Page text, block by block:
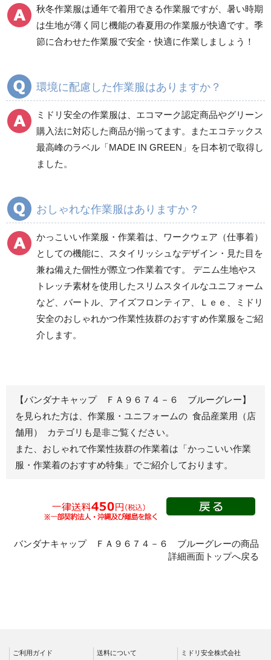
食品産業用長袖
食品産業用半袖
ワークパンツ
春夏ワークパンツ作業
ズボン
秋冬ワークパンツ作業
ズボン
ツ
クリーンウェアワーク
パンツ
カーゴパンツ
春夏カーゴパンツ作業
ズボン
ズボン
レディース作業着
ブルゾン
春夏半袖
ジャンパー
秋冬長袖
春夏半袖
スモック
秋冬長袖
クリーンウェ
ワークパンツ
シャツ
秋冬作業服は通年で着用できる作業服ですが、暑い時期
は生地が薄く同じ機能の春夏用の作業服が快適です。季
節に合わせた作業服で安全・快適に作業しましょう！
環境に配慮した作業服はありますか？
ミドリ安全の作業服は、エコマーク認定商品やグリーン
購入法に対応した商品が揃ってます。またエコテックス
最高峰のラベル「MADE IN GREEN」を日本初で取得し
ました。
おしゃれな作業服はありますか？
かっこいい作業服・作業着は、ワークウェア（仕事着）
としての機能に、スタイリッシュなデザイン・見た目を
兼ね備えた個性が際立つ作業着です。 デニム生地やス
トレッチ素材を使用したスリムスタイルなユニフォーム
など、バートル、アイズフロンティア、Ｌｅｅ、ミドリ
安全のおしゃれかつ作業性抜群のおすすめ作業服をご紹
介します。
【バンダナキャップ ＦＡ９６７４－６ ブルーグレー】
を見られた方は、作業服・ユニフォームの 食品産業用（店
舗用） カテゴリも是非ご覧ください。
また、おしゃれで作業性抜群の作業着は 「かっこいい作業
服・作業着のおすすめ特集」 でご紹介しております。
バンダナキャップ ＦＡ９６７４－６ ブルーグレーの商品
詳細画面トップへ戻る
ご利用ガイド 送料について ミドリ安全株式会社